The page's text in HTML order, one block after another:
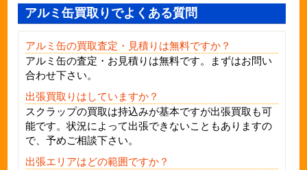
アルミ缶買取りでよくある質問
アルミ缶の買取査定・見積りは無料ですか？
アルミ缶の査定・お見積りは無料です。まずはお問い
合わせ下さい。
出張買取りはしていますか？
スクラップの買取は持込みが基本ですが出張買取も可
能です。状況によって出張できないこともありますの
で、予めご相談下さい。
出張エリアはどの範囲ですか？